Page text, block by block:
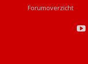
Forumoverzicht